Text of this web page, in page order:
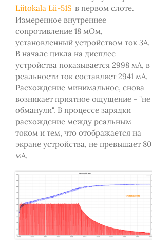
Liitokala Lii-51S в первом слоте.
Измеренное внутреннее
сопротивление 18 мОм,
установленный устройством ток 3А.
В начале цикла на дисплее
устройства показывается 2998 мА, в
реальности ток составляет 2941 мА.
Расхождение минимальное, снова
возникает приятное ощущение - "не
обманули". В процессе зарядки
расхождение между реальным
током и тем, что отображается на
экране устройства, не превышает 80
мА.